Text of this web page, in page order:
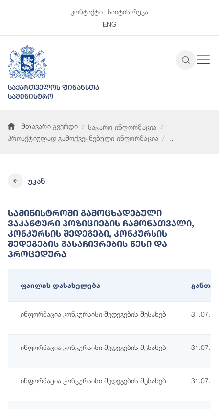
კონტაქტი
საიტის რუკა
ENG
საქართველოს ფინანსთა
სამინისტრო
მთავარი გვერდი
საჯარო ინფორმაცია
პროაქტიულად გამოქვეყნებული ინფორმაცია
უკან
Სამინისტროში Გამოცხადებული
Ვაკანტური Პოზიციების Ჩამონათვალი,
Კონკურსის Შედეგები, Კონკურსის
Შედეგების Გასაჩივრების Წესი Და
Პროცედურა
ფაილის დასახელება
ინფორმაცია კონკურსისი შედეგების შესახებ
ინფორმაცია კონკურსისი შედეგების შესახებ
ინფორმაცია კონკურსისი შედეგების შესახებ